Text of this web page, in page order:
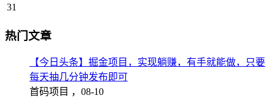
31
热门文章
【今日头条】掘金项目，实现躺赚，有手就能做，只要
每天抽几分钟发布即可
首码项目 ， 08-10